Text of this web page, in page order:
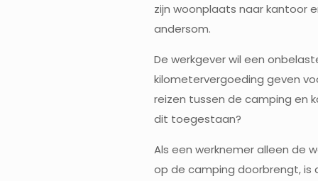
zijn woonplaats naar kantoor
andersom.
De werkgever wil een
kilometervergoeding geven
reizen tussen de camping en
dit toegestaan?
Als een werknemer alleen de
op de camping doorbrengt, is